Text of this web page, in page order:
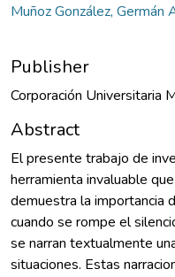
Muñoz González, Germán
Publisher
Corporación Universitaria
Abstract
El presente trabajo de
herramienta invaluable que
demuestra la importancia
cuando se rompe el
se narran textualmente
situaciones. Estas